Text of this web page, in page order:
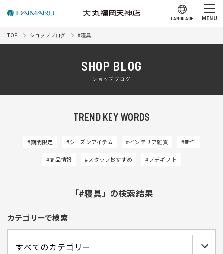
LANGUAGE MENU
TOP ショップブログ #寝具
SHOP BLOG
ショップブログ
TREND KEY WORDS
#期間限定 #シーズンアイテム #インテリア雑貨 #新作
#商品情報 #スタッフおすすめ #プチギフト
「#寝具」の検索結果
カテゴリーで検索